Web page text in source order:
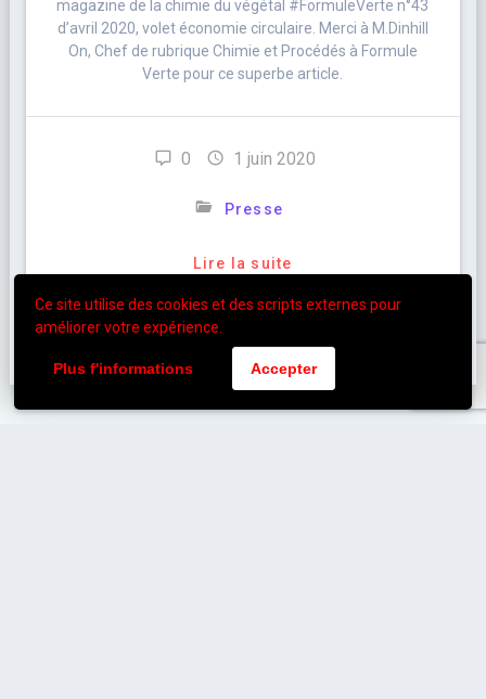
Ce site utilise des cookies et des scripts externes pour
améliorer votre expérience.
Plus f'informations Accepter
magazine de la chimie du végétal #FormuleVerte n°43
d’avril 2020, volet économie circulaire. Merci à M.Dinhill
On, Chef de rubrique Chimie et Procédés à Formule
Verte pour ce superbe article.
0 1 juin 2020
Presse
Lire la suite